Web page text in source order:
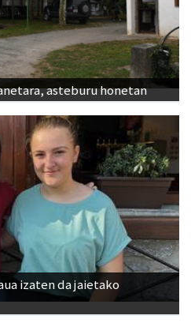
asteburu honetan
izaten da jaietako